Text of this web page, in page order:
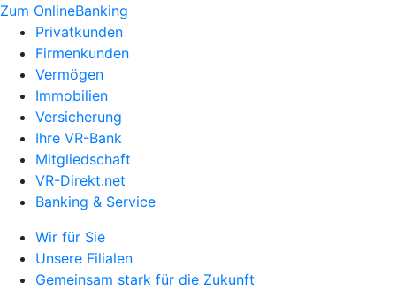
Zum OnlineBanking
Privatkunden
Firmenkunden
Vermögen
Immobilien
Versicherung
Ihre VR-Bank
Mitgliedschaft
VR-Direkt.net
Banking & Service
Wir für Sie
Unsere Filialen
Gemeinsam stark für die Zukunft